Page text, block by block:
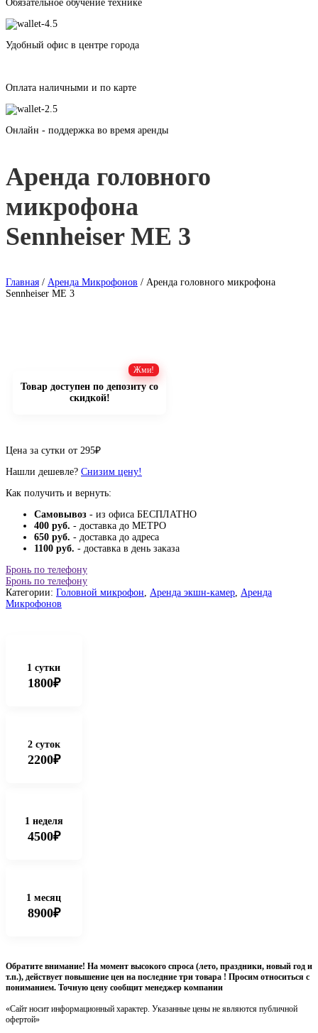
Обязательное обучение технике
Удобный офис в центре города
Оплата наличными и по карте
Онлайн - поддержка во время аренды
Аренда головного
микрофона
Sennheiser ME 3
Главная / Аренда Микрофонов / Аренда головного микрофона
Sennheiser ME 3
Товар доступен по депозиту со
скидкой!
Цена за сутки от 295₽
Нашли дешевле? Снизим цену!
Как получить и вернуть:
Самовывоз - из офиса БЕСПЛАТНО
400 руб. - доставка до МЕТРО
650 руб. - доставка до адреса
1100 руб. - доставка в день заказа
Бронь по телефону
Бронь по телефону
Категории: Головной микрофон, Аренда экшн-камер, Аренда
Микрофонов
1 сутки
1800₽
2 суток
2200₽
1 неделя
4500₽
1 месяц
8900₽
Обратите внимание! На момент высокого спроса (лето, праздники, новый год и
т.п.), действует повышение цен на последние три товара ! Просим относиться с
пониманием. Точную цену сообщит менеджер компании
«Сайт носит информационный характер. Указанные цены не являются публичной
офертой»